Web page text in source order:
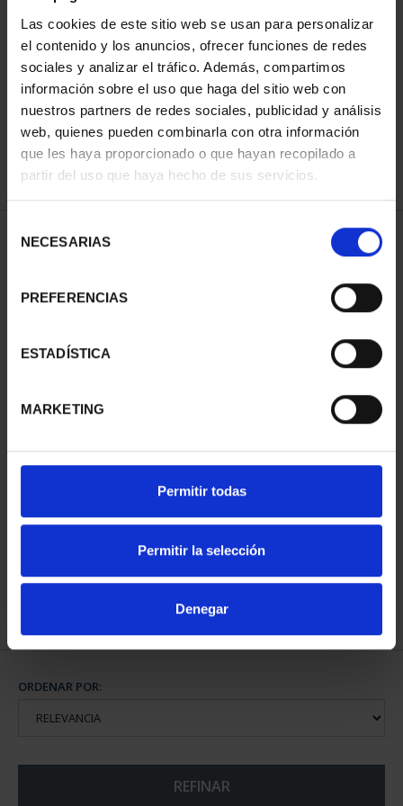
Las cookies de este sitio web se usan para personalizar
el contenido y los anuncios, ofrecer funciones de redes
sociales y analizar el tráfico. Además, compartimos
información sobre el uso que haga del sitio web con
nuestros partners de redes sociales, publicidad y análisis
web, quienes pueden combinarla con otra información
que les haya proporcionado o que hayan recopilado a
partir del uso que haya hecho de sus servicios.
NECESARIAS
PREFERENCIAS
ESTADÍSTICA
MARKETING
Permitir todas
Permitir la selección
Denegar
ORDENAR POR:
REFINAR
1 Productos encontrados
ESCORIAL
ORDENAR POR:
REFINAR